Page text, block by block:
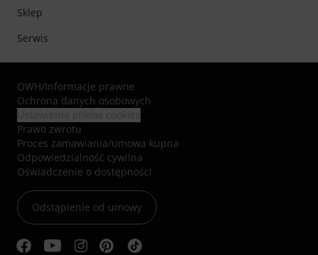
Sklep
Serwis
OWH/Informacje prawne
Ochrona danych osobowych
Prawo zwrotu
Proces zamawiania/umowa kupna
Odpowiedzialność cywilna
Oświadczenie o dostępności
Odstąpienie od umowy